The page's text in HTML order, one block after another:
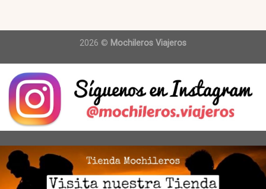
2026 © Mochileros Viajeros